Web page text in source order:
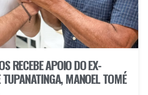
RECEBE APOIO DO EX-
TUPANATINGA, MANOEL TOMÉ